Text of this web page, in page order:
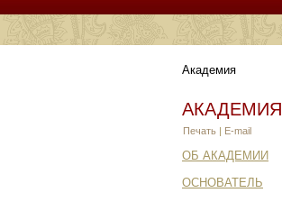
Академия
АКАДЕМИЯ
Печать | E-mail
ОБ АКАДЕМИИ
ОСНОВАТЕЛЬ